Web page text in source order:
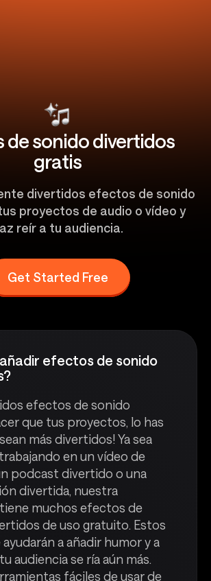
de sonido divertidos
gratis
divertidos efectos de sonido
proyectos de audio o vídeo y
reír a tu audiencia.
Get Started Free
efectos de sonido
efectos de sonido
que tus proyectos, lo has
más divertidos! Ya sea
en un vídeo de
podcast divertido o una
divertida, nuestra
muchos efectos de
de uso gratuito. Estos
a añadir humor y a
audiencia se ría aún más.
fáciles de usar de